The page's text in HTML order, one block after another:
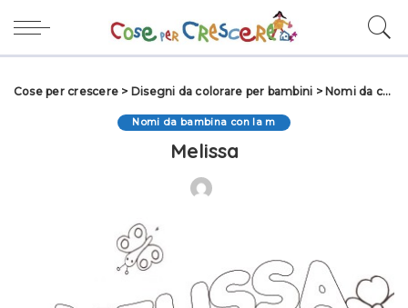
Cose per crescere > Disegni da colorare per bambini > Nomi da colorare
Nomi da bambina con la m
Melissa